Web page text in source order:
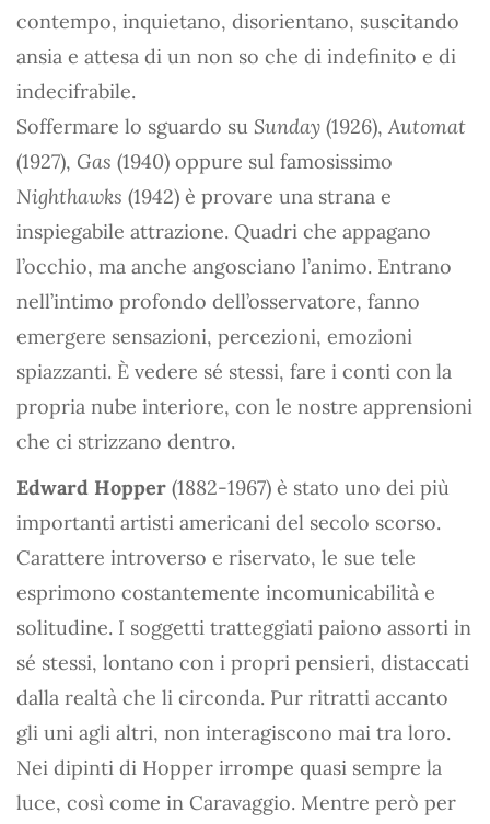
contempo, inquietano, disorientano, suscitando
ansia e attesa di un non so che di indefinito e di
indecifrabile.
Soffermare lo sguardo su Sunday (1926), Automat
(1927), Gas (1940) oppure sul famosissimo
Nighthawks (1942) è provare una strana e
inspiegabile attrazione. Quadri che appagano
l’occhio, ma anche angosciano l’animo. Entrano
nell’intimo profondo dell’osservatore, fanno
emergere sensazioni, percezioni, emozioni
spiazzanti. È vedere sé stessi, fare i conti con la
propria nube interiore, con le nostre apprensioni
che ci strizzano dentro.
Edward Hopper (1882-1967) è stato uno dei più
importanti artisti americani del secolo scorso.
Carattere introverso e riservato, le sue tele
esprimono costantemente incomunicabilità e
solitudine. I soggetti tratteggiati paiono assorti in
sé stessi, lontano con i propri pensieri, distaccati
dalla realtà che li circonda. Pur ritratti accanto
gli uni agli altri, non interagiscono mai tra loro.
Nei dipinti di Hopper irrompe quasi sempre la
luce, così come in Caravaggio. Mentre però per